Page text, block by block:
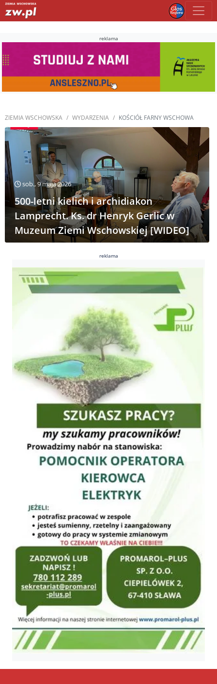
reklama
ZIEMIA WSCHOWSKA WYDARZENIA KOŚCIÓŁ FARNY WSCHOWA
sob., 9 maja 2026
500-letni kielich i archidiakon
Lamprecht. Ks. dr Henryk Gerlic w
Muzeum Ziemi Wschowskiej [WIDEO]
reklama